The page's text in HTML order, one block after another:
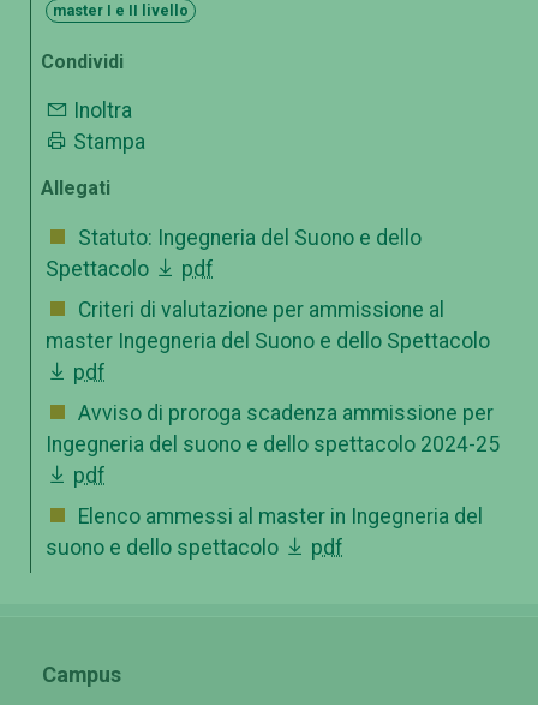
master I e II livello
Condividi
Inoltra
Stampa
Allegati
Statuto: Ingegneria del Suono e dello
Spettacolo
pdf
Criteri di valutazione per ammissione al
master Ingegneria del Suono e dello Spettacolo
pdf
Avviso di proroga scadenza ammissione per
Ingegneria del suono e dello spettacolo 2024-25
pdf
Elenco ammessi al master in Ingegneria del
suono e dello spettacolo
pdf
Campus